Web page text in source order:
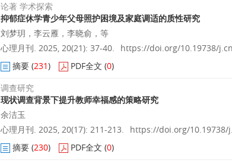
论著 学术探索
抑郁症休学青少年父母照护困境及家庭调适的质性研究
刘梦玥，李云雁，李晓俞，等
心理月刊. 2025, 20(21): 37-40.
https://doi.org/10.19738/
摘要 (231) PDF全文 (0)
调查研究
现状调查背景下提升教师幸福感的策略研究
余洁玉
心理月刊. 2025, 20(17): 211-213.
https://doi.org/10.19738/
摘要 (230) PDF全文 (0)